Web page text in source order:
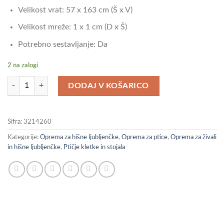
Velikost vrat: 57 x 163 cm (Š x V)
Velikost mreže: 1 x 1 cm (D x Š)
Potrebno sestavljanje: Da
2 na zalogi
vidaXL Voliera s podaljškom srebrna 830x203x216 cm jeklo količina
DODAJ V KOŠARICO
Šifra: 3214260
Kategorije: Oprema za hišne ljubljenčke, Oprema za ptice, Oprema za živali
in hišne ljubljenčke, Ptičje kletke in stojala